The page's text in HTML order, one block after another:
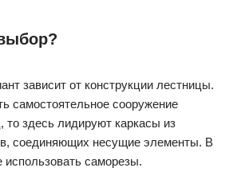
зависит от конструкции лестницы.
самостоятельное сооружение
то здесь лидируют каркасы из
соединяющих несущие элементы. В
саморезы.